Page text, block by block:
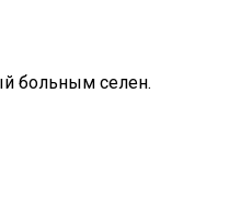
больным селен.